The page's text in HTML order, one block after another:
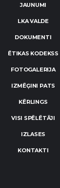
JAUNUMI
LKA VALDE
DOKUMENTI
ĒTIKAS KODEKSS
FOTOGALERIJA
IZMĒĢINI PATS
KĒRLINGS
VISI SPĒLĒTĀJI
IZLASES
KONTAKTI